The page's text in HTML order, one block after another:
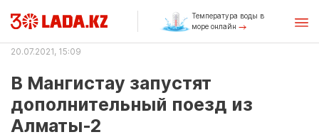
Температура воды в
море онлайн
20.07.2021, 15:09
В Мангистау запустят
дополнительный поезд из
Алматы-2